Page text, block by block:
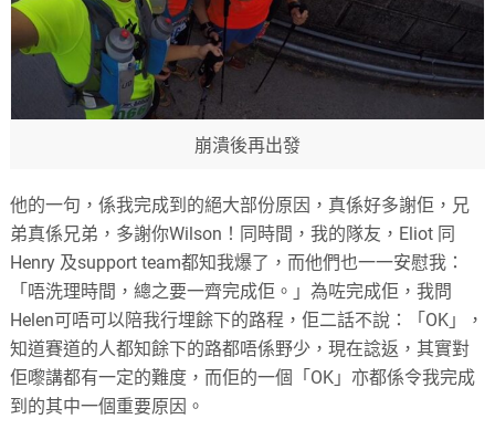
崩潰後再出發
他的一句，係我完成到的絕大部份原因，真係好多謝佢，兄
弟真係兄弟，多謝你Wilson！同時間，我的隊友，Eliot 同
Henry 及support team都知我爆了，而他們也一一安慰我：
「唔洗理時間，總之要一齊完成佢。」為咗完成佢，我問
Helen可唔可以陪我行埋餘下的路程，佢二話不說：「OK」，
知道賽道的人都知餘下的路都唔係野少，現在諗返，其實對
佢嚟講都有一定的難度，而佢的一個「OK」亦都係令我完成
到的其中一個重要原因。